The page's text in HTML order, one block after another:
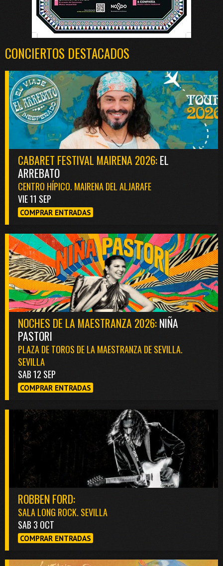
CONCIERTOS DESTACADOS
CABARET FESTIVAL MAIRENA 2026:EL
ARREBATO
CENTRO HÍPICO. MAIRENA DEL ALJARAFE
VIE 11 SEP
COMPRAR ENTRADAS
NOCHES DE LA MAESTRANZA 2026:NIÑA
PASTORI
PLAZA DE TOROS DE LA MAESTRANZA DE SEVILLA.
SEVILLA
SAB 12 SEP
COMPRAR ENTRADAS
ROBBEN FORD:
SALA LONG ROCK. SEVILLA
SAB 3 OCT
COMPRAR ENTRADAS